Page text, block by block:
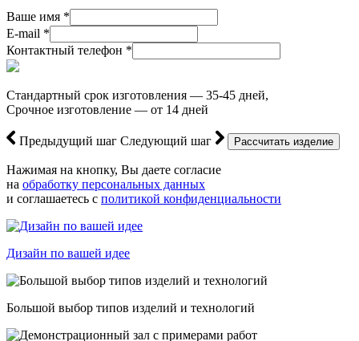
Ваше имя *
E-mail *
Контактный телефон *
Стандартный срок изготовления — 35-45 дней,
Срочное изготовление — от 14 дней
Предыдущий шаг Следующий шаг
Нажимая на кнопку, Вы даете согласие
на обработку персональных данных
и соглашаетесь с политикой конфиденциальности
Дизайн по вашей идее
Большой выбор типов изделий и технологий